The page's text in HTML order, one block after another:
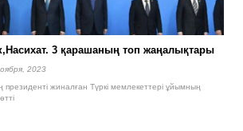
3 қарашаның топ жаңалықтары
2023
президенті жиналған Түркі мемлекеттері ұйымның